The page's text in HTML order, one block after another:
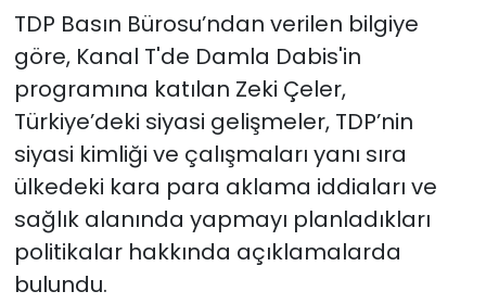
TDP Basın Bürosu’ndan verilen bilgiye
göre, Kanal T'de Damla Dabis'in
programına katılan Zeki Çeler,
Türkiye’deki siyasi gelişmeler, TDP’nin
siyasi kimliği ve çalışmaları yanı sıra
ülkedeki kara para aklama iddiaları ve
sağlık alanında yapmayı planladıkları
politikalar hakkında açıklamalarda
bulundu.
Video Galeri
YAŞAM
Yazarlar